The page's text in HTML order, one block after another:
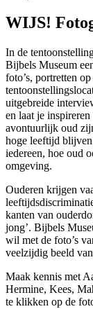
WIJS!
In de
Bijbels Museum
foto’s, portretten
uitgebreide
en laat je
avontuurlijk oud
hoge leeftijd
iedereen, hoe oud
omgeving.
Ouderen krijgen
kanten van
jong’. Bijbels
wil met de foto’s
veelzijdig beeld
Maak kennis met
Hermine, Kees,
te klikken op de